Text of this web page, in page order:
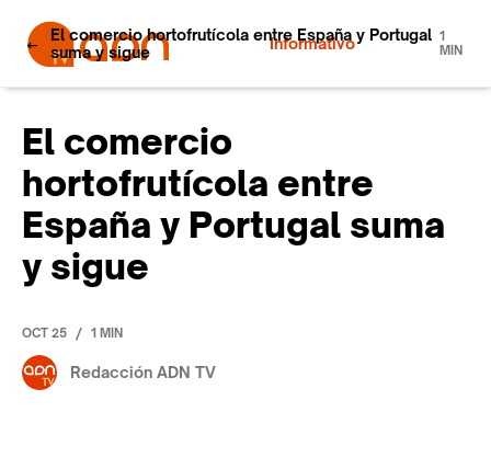
Informativo
El comercio hortofrutícola entre España y Portugal
suma y sigue
1
MIN
El comercio
hortofrutícola entre
España y Portugal suma
y sigue
OCT 25 / 1 MIN
Redacción ADN TV